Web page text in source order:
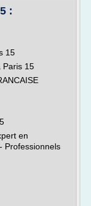
:
15
Paris 15
en
Professionnels